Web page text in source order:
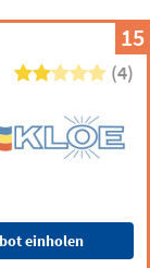
15
(4)
einholen